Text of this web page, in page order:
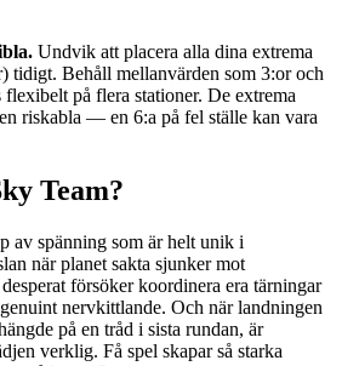
Undvik att placera alla dina extrema
tidigt. Behåll mellanvärden som 3:or och
på flera stationer. De extrema
riskabla — en 6:a på fel ställe kan vara
Team?
av spänning som är helt unik i
när planet sakta sjunker mot
försöker koordinera era tärningar
nervkittlande. Och när landningen
på en tråd i sista rundan, är
verklig. Få spel skapar så starka